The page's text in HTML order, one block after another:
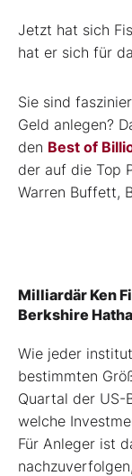
Jetzt hat sich
hat er sich für
Sie sind
Geld anlegen?
den Best of
der auf die Top
Warren Buffett,
Milliardär Ken
Berkshire
Wie jeder
bestimmten
Quartal der US-
welche
Für Anleger ist